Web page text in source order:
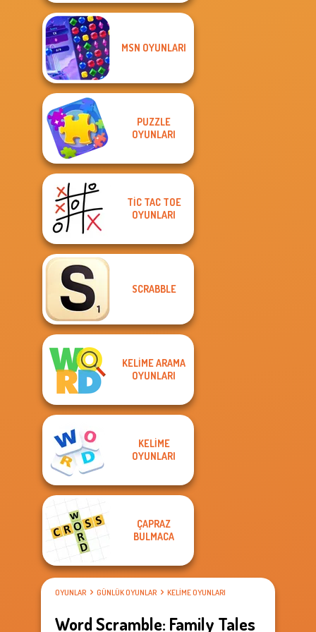
MSN OYUNLARI
PUZZLE
OYUNLARI
TIC TAC TOE
OYUNLARI
SCRABBLE
KELIME ARAMA
OYUNLARI
KELIME
OYUNLARI
ÇAPRAZ
BULMACA
OYUNLAR GÜNLÜK OYUNLAR KELIME OYUNLARI
Word Scramble: Family Tales